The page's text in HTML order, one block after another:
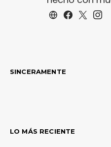
SINCERAMENTE
LO MÁS RECIENTE